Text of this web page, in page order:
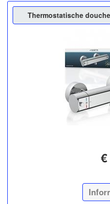
Thermostatische